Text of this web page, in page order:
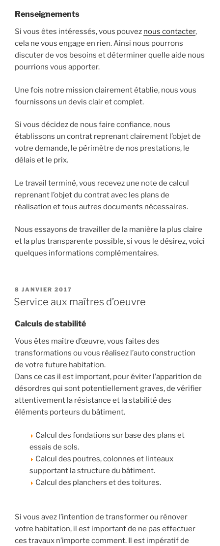
Renseignements
Si vous êtes intéressés, vous pouvez nous contacter,
cela ne vous engage en rien. Ainsi nous pourrons
discuter de vos besoins et déterminer quelle aide nous
pourrions vous apporter.
Une fois notre mission clairement établie, nous vous
fournissons un devis clair et complet.
Si vous décidez de nous faire confiance, nous
établissons un contrat reprenant clairement l’objet de
votre demande, le périmètre de nos prestations, le
délais et le prix.
Le travail terminé, vous recevez une note de calcul
reprenant l’objet du contrat avec les plans de
réalisation et tous autres documents nécessaires.
Nous essayons de travailler de la manière la plus claire
et la plus transparente possible, si vous le désirez, voici
quelques informations complémentaires.
PUBLIÉ
LE
8 JANVIER 2017
Service aux maîtres d’oeuvre
Calculs de stabilité
Vous êtes maître d’œuvre, vous faites des
transformations ou vous réalisez l’auto construction
de votre future habitation.
Dans ce cas il est important, pour éviter l’apparition de
désordres qui sont potentiellement graves, de vérifier
attentivement la résistance et la stabilité des
éléments porteurs du bâtiment.
Calcul des fondations sur base des plans et
essais de sols.
Calcul des poutres, colonnes et linteaux
supportant la structure du bâtiment.
Calcul des planchers et des toitures.
Si vous avez l’intention de transformer ou rénover
votre habitation, il est important de ne pas effectuer
ces travaux n’importe comment. Il est impératif de